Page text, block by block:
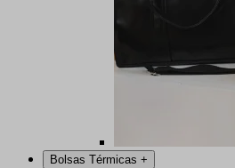
Bolsas Térmicas +